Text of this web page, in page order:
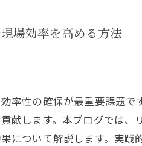
場効率を高める方法
率性の確保が最重要課題
献します。本ブログでは
について解説します。実